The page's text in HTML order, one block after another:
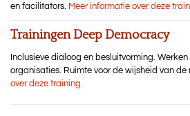
en facilitators. Meer informatie over deze
Trainingen Deep Democracy
Inclusieve dialoog en besluitvorming.
organisaties. Ruimte voor de wijsheid van de
over deze training.